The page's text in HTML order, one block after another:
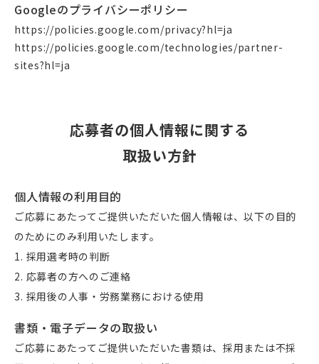
Googleのプライバシーポリシー
https://policies.google.com/privacy?hl=ja
https://policies.google.com/technologies/partner-
sites?hl=ja
応募者の個人情報に関する
取扱い方針
個人情報の利用目的
ご応募にあたってご提供いただいた個人情報は、以下の目的
のためにのみ利用いたします。
採用選考時の判断
応募者の方へのご連絡
採用後の人事・労務業務における使用
書類・電子データの取扱い
ご応募にあたってご提供いただいた書類は、採用または不採